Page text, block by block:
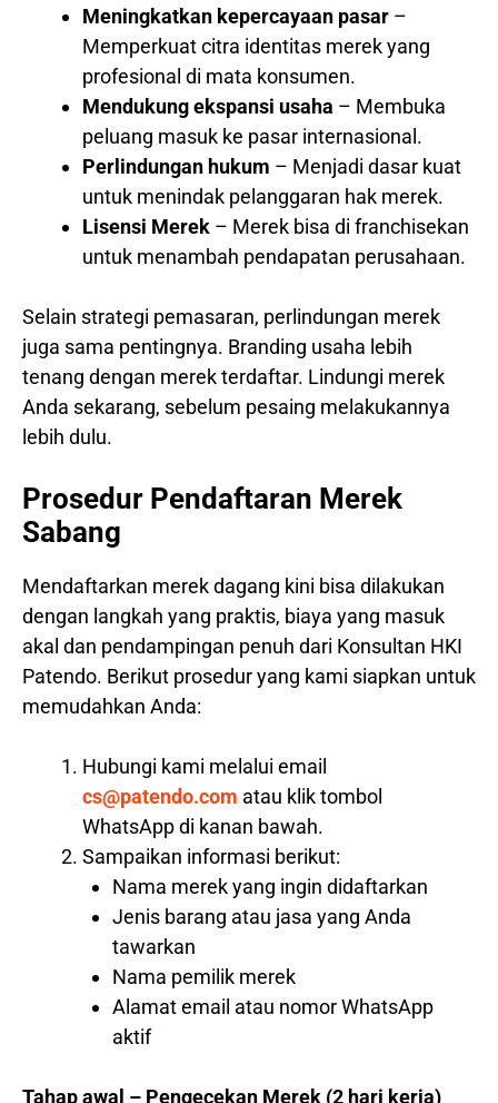
Meningkatkan kepercayaan pasar –
Memperkuat citra identitas merek yang
profesional di mata konsumen.
Mendukung ekspansi usaha – Membuka
peluang masuk ke pasar internasional.
Perlindungan hukum – Menjadi dasar kuat
untuk menindak pelanggaran hak merek.
Lisensi Merek – Merek bisa di franchisekan
untuk menambah pendapatan perusahaan.
Selain strategi pemasaran, perlindungan merek
juga sama pentingnya. Branding usaha lebih
tenang dengan merek terdaftar. Lindungi merek
Anda sekarang, sebelum pesaing melakukannya
lebih dulu.
Prosedur Pendaftaran Merek
Sabang
Mendaftarkan merek dagang kini bisa dilakukan
dengan langkah yang praktis, biaya yang masuk
akal dan pendampingan penuh dari Konsultan HKI
Patendo. Berikut prosedur yang kami siapkan untuk
memudahkan Anda:
Hubungi kami melalui email
cs@patendo.com atau klik tombol
WhatsApp di kanan bawah.
Sampaikan informasi berikut:
Nama merek yang ingin didaftarkan
Jenis barang atau jasa yang Anda
tawarkan
Nama pemilik merek
Alamat email atau nomor WhatsApp
aktif
Tahap awal – Pengecekan Merek (2 hari kerja)